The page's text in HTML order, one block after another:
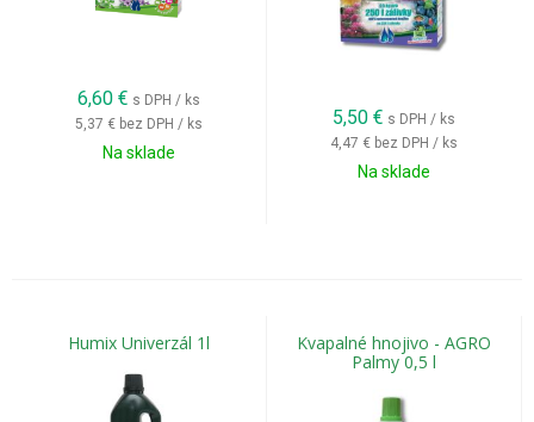
6,60 € s DPH / ks
5,37 € bez DPH / ks
Na sklade
5,50 € s DPH / ks
4,47 € bez DPH / ks
Na sklade
Humix Univerzál 1l
Kvapalné hnojivo - AGRO
Palmy 0,5 l